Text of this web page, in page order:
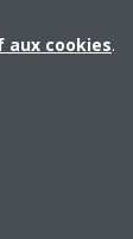
07/2022
Daikin
position
marché
aux cookies.